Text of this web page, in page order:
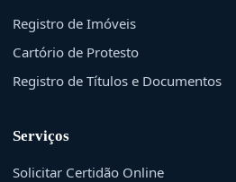
Registro de Imóveis
Cartório de Protesto
Registro de Títulos e Documentos
Serviços
Solicitar Certidão Online